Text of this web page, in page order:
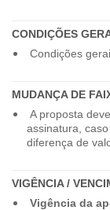
CONDIÇÕES
Condições
MUDANÇA DE
A proposta
assinatura,
diferença de
VIGÊNCIA /
Vigência da